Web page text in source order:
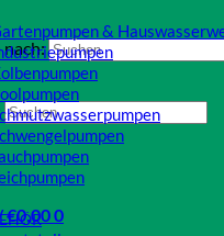
nach:
€0,000
&